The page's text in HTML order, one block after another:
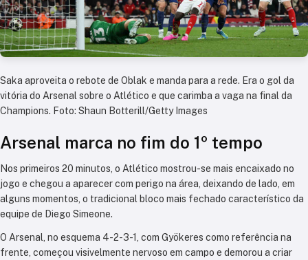
Saka aproveita o rebote de Oblak e manda para a rede. Era o gol da
vitória do Arsenal sobre o Atlético e que carimba a vaga na final da
Champions. Foto: Shaun Botterill/Getty Images
Arsenal marca no fim do 1º tempo
Nos primeiros 20 minutos, o Atlético mostrou-se mais encaixado no
jogo e chegou a aparecer com perigo na área, deixando de lado, em
alguns momentos, o tradicional bloco mais fechado característico da
equipe de Diego Simeone.
O Arsenal, no esquema 4-2-3-1, com Gyökeres como referência na
frente, começou visivelmente nervoso em campo e demorou a criar